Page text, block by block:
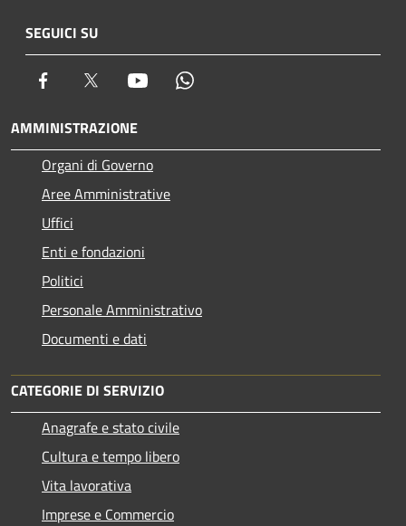
SEGUICI SU
Facebook Twitter Youtube
AMMINISTRAZIONE
Organi di Governo
Aree Amministrative
Uffici
Enti e fondazioni
Politici
Personale Amministrativo
Documenti e dati
CATEGORIE DI SERVIZIO
Anagrafe e stato civile
Cultura e tempo libero
Vita lavorativa
Imprese e Commercio